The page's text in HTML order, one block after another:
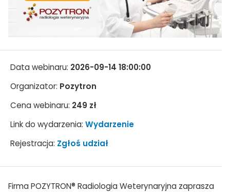
Data webinaru: 2026-09-14 18:00:00
Organizator: Pozytron
Cena webinaru: 249 zł
Link do wydarzenia: Wydarzenie
Rejestracja: Zgłoś udział
Firma POZYTRON® Radiologia Weterynaryjna zaprasza